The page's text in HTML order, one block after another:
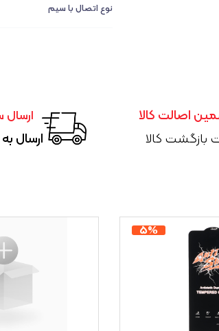
نوع اتصال با سیم
اصالت کالا
بازگشت کالا
ارسال
۵%